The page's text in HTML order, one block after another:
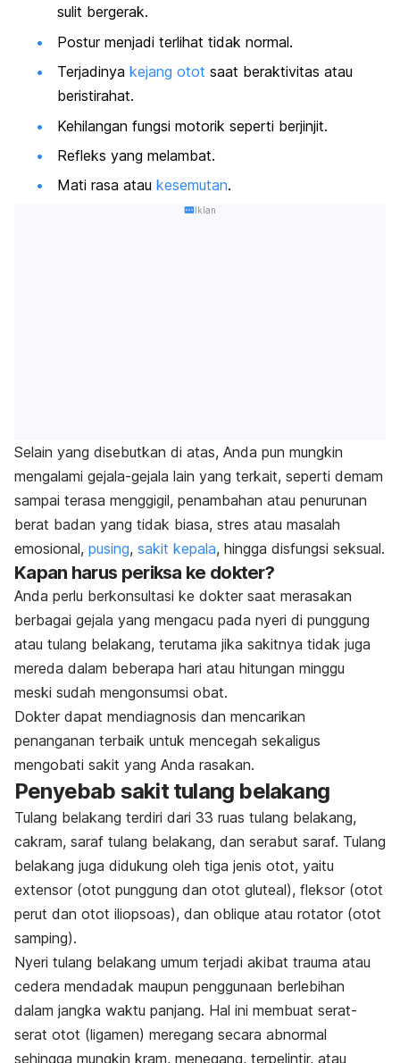
sulit bergerak.
Postur menjadi terlihat tidak normal.
Terjadinya kejang otot saat beraktivitas atau
beristirahat.
Kehilangan fungsi motorik seperti berjinjit.
Refleks yang melambat.
Mati rasa atau kesemutan.
Iklan
Selain yang disebutkan di atas, Anda pun mungkin
mengalami gejala-gejala lain yang terkait, seperti demam
sampai terasa menggigil, penambahan atau penurunan
berat badan yang tidak biasa, stres atau masalah
emosional, pusing, sakit kepala, hingga disfungsi seksual.
Kapan harus periksa ke dokter?
Anda perlu berkonsultasi ke dokter saat merasakan
berbagai gejala yang mengacu pada nyeri di punggung
atau tulang belakang, terutama jika sakitnya tidak juga
mereda dalam beberapa hari atau hitungan minggu
meski sudah mengonsumsi obat.
Dokter dapat mendiagnosis dan mencarikan
penanganan terbaik untuk mencegah sekaligus
mengobati sakit yang Anda rasakan.
Penyebab sakit tulang belakang
Tulang belakang terdiri dari 33 ruas tulang belakang,
cakram, saraf tulang belakang, dan serabut saraf. Tulang
belakang juga didukung oleh tiga jenis otot, yaitu
extensor (otot punggung dan otot gluteal), fleksor (otot
perut dan otot iliopsoas), dan oblique atau rotator (otot
samping).
Nyeri tulang belakang umum terjadi akibat trauma atau
cedera mendadak maupun penggunaan berlebihan
dalam jangka waktu panjang. Hal ini membuat serat-
serat otot (ligamen) meregang secara abnormal
sehingga mungkin kram, menegang, terpelintir, atau